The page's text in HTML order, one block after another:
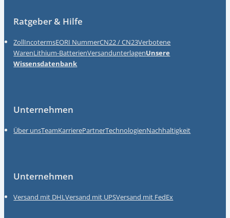
Ratgeber & Hilfe
ZollIncotermsEORI NummerCN22 / CN23Verbotene
WarenLithium-BatterienVersandunterlagenUnsere
Wissensdatenbank
Unternehmen
Über unsTeamKarrierePartnerTechnologienNachhaltigkeit
Unternehmen
Versand mit DHLVersand mit UPSVersand mit FedEx